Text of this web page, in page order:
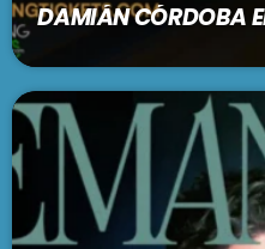
DAMIÁN CÓRDOBA